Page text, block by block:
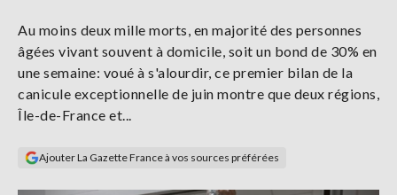
S'abonner
Au moins deux mille morts, en majorité des personnes
âgées vivant souvent à domicile, soit un bond de 30% en
une semaine: voué à s'alourdir, ce premier bilan de la
canicule exceptionnelle de juin montre que deux régions,
Île-de-France et...
Ajouter La Gazette France à vos sources préférées